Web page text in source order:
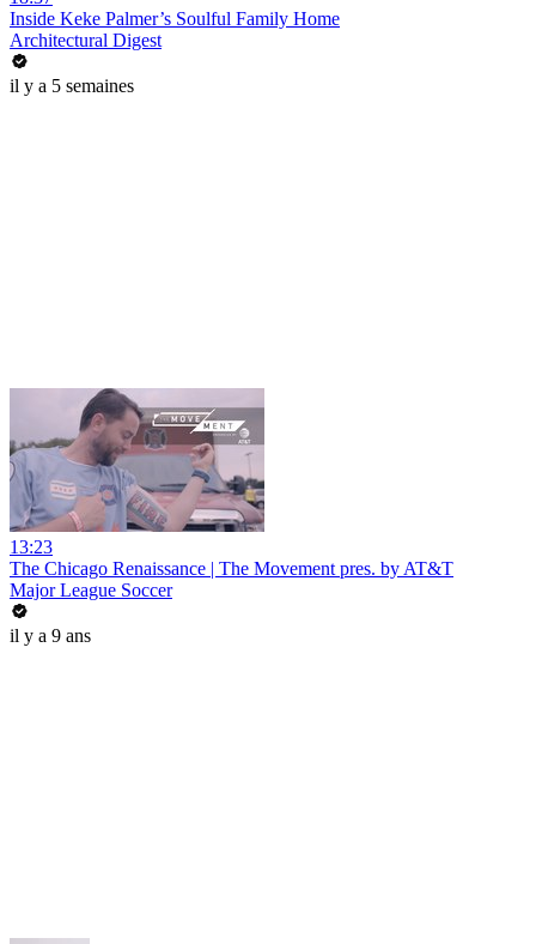
Inside Keke Palmer’s Soulful Family Home
Architectural Digest
il y a 5 semaines
13:23
The Chicago Renaissance | The Movement pres. by AT&T
Major League Soccer
il y a 9 ans